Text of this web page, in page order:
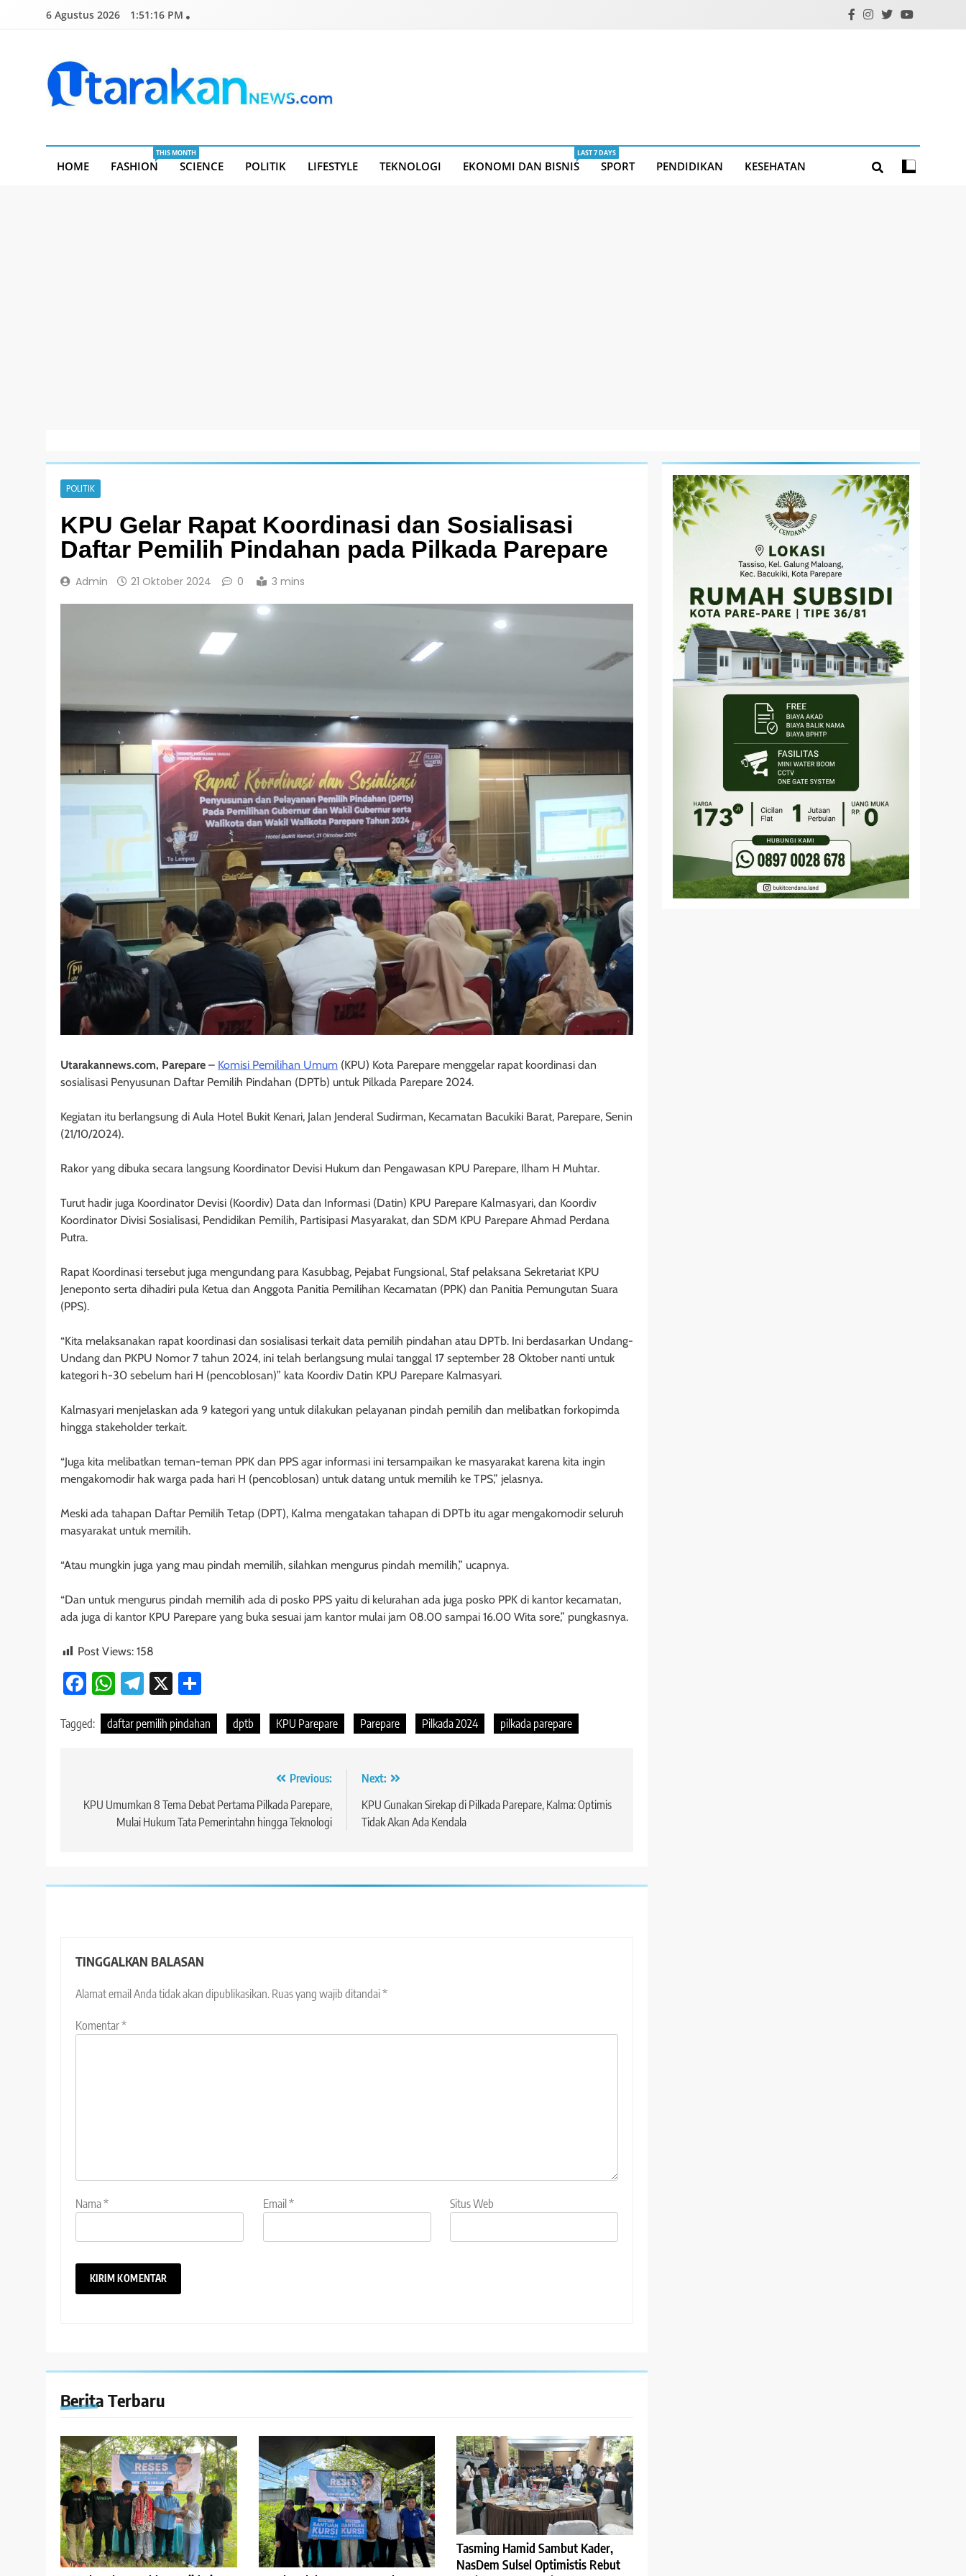
6 Agustus 2026 1:51:18 PM
HOME FASHION
THIS MONTH
SCIENCE POLITIK LIFESTYLE TEKNOLOGI EKONOMI DAN BISNIS
LAST 7 DAYS
SPORT PENDIDIKAN KESEHATAN
POLITIK
KPU Gelar Rapat Koordinasi dan Sosialisasi
Daftar Pemilih Pindahan pada Pilkada Parepare
Admin 21 Oktober 2024 0 3 mins
Utarakannews.com, Parepare – Komisi Pemilihan Umum (KPU) Kota Parepare menggelar rapat koordinasi dan
sosialisasi Penyusunan Daftar Pemilih Pindahan (DPTb) untuk Pilkada Parepare 2024.
Kegiatan itu berlangsung di Aula Hotel Bukit Kenari, Jalan Jenderal Sudirman, Kecamatan Bacukiki Barat, Parepare, Senin
(21/10/2024).
Rakor yang dibuka secara langsung Koordinator Devisi Hukum dan Pengawasan KPU Parepare, Ilham H Muhtar.
Turut hadir juga Koordinator Devisi (Koordiv) Data dan Informasi (Datin) KPU Parepare Kalmasyari, dan Koordiv
Koordinator Divisi Sosialisasi, Pendidikan Pemilih, Partisipasi Masyarakat, dan SDM KPU Parepare Ahmad Perdana
Putra.
Rapat Koordinasi tersebut juga mengundang para Kasubbag, Pejabat Fungsional, Staf pelaksana Sekretariat KPU
Jeneponto serta dihadiri pula Ketua dan Anggota Panitia Pemilihan Kecamatan (PPK) dan Panitia Pemungutan Suara
(PPS).
“Kita melaksanakan rapat koordinasi dan sosialisasi terkait data pemilih pindahan atau DPTb. Ini berdasarkan Undang-
Undang dan PKPU Nomor 7 tahun 2024, ini telah berlangsung mulai tanggal 17 september 28 Oktober nanti untuk
kategori h-30 sebelum hari H (pencoblosan)” kata Koordiv Datin KPU Parepare Kalmasyari.
Kalmasyari menjelaskan ada 9 kategori yang untuk dilakukan pelayanan pindah pemilih dan melibatkan forkopimda
hingga stakeholder terkait.
“Juga kita melibatkan teman-teman PPK dan PPS agar informasi ini tersampaikan ke masyarakat karena kita ingin
mengakomodir hak warga pada hari H (pencoblosan) untuk datang untuk memilih ke TPS,” jelasnya.
Meski ada tahapan Daftar Pemilih Tetap (DPT), Kalma mengatakan tahapan di DPTb itu agar mengakomodir seluruh
masyarakat untuk memilih.
“Atau mungkin juga yang mau pindah memilih, silahkan mengurus pindah memilih,” ucapnya.
“Dan untuk mengurus pindah memilih ada di posko PPS yaitu di kelurahan ada juga posko PPK di kantor kecamatan,
ada juga di kantor KPU Parepare yang buka sesuai jam kantor mulai jam 08.00 sampai 16.00 Wita sore,” pungkasnya.
Post Views: 158
Facebook
WhatsApp
Telegram
X
Tagged: daftar pemilih pindahan dptb KPU Parepare Parepare Pilkada 2024 pilkada parepare
pos
Previous:
KPU Umumkan 8 Tema Debat Pertama Pilkada Parepare,
Mulai Hukum Tata Pemerintahn hingga Teknologi
Next:
KPU Gunakan Sirekap di Pilkada Parepare, Kalma: Optimis
Tidak Akan Ada Kendala
TINGGALKAN BALASAN
Alamat email Anda tidak akan dipublikasikan. Ruas yang wajib ditandai*
Komentar*
Nama* Email* Situs Web
Berita Terbaru
Tasming Hamid Sambut Kader,
NasDem Sulsel Optimistis Rebut